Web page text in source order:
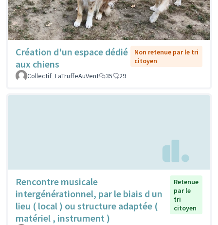
Création d'un espace dédié
aux chiens
Non retenue par le tri
citoyen
Collectif_LaTruffeAuVent
35 29
Rencontre musicale
intergénérationnel, par le biais d un
lieu ( local ) ou structure adaptée (
matériel , instrument )
Retenue
par le
tri
citoyen